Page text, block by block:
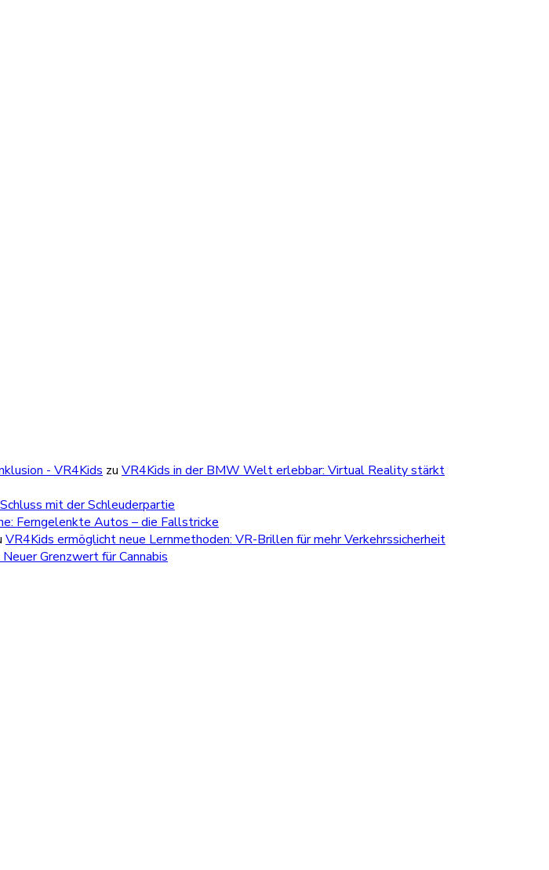
- VR4Kids zu VR4Kids in der BMW Welt erlebbar: Virtual Reality stärkt
mit der Schleuderpartie
Ferngelenkte Autos – die Fallstricke
VR4Kids ermöglicht neue Lernmethoden: VR-Brillen für mehr Verkehrssicherheit
Grenzwert für Cannabis